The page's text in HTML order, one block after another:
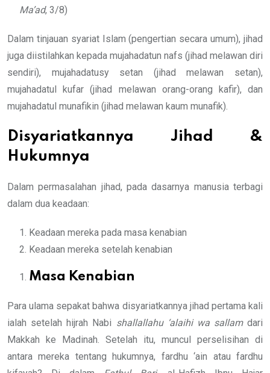
Ma’ad, 3/8)
Dalam tinjauan syariat Islam (pengertian secara umum), jihad
juga diistilahkan kepada mujahadatun nafs (jihad melawan diri
sendiri), mujahadatusy setan (jihad melawan setan),
mujahadatul kufar (jihad melawan orang-orang kafir), dan
mujahadatul munafikin (jihad melawan kaum munafik).
Disyariatkannya Jihad &
Hukumnya
Dalam permasalahan jihad, pada dasarnya manusia terbagi
dalam dua keadaan:
Keadaan mereka pada masa kenabian
Keadaan mereka setelah kenabian
Masa Kenabian
Para ulama sepakat bahwa disyariatkannya jihad pertama kali
ialah setelah hijrah Nabi shallallahu ‘alaihi wa sallamdari
Makkah ke Madinah. Setelah itu, muncul perselisihan di
antara mereka tentang hukumnya, fardhu ‘ain atau fardhu